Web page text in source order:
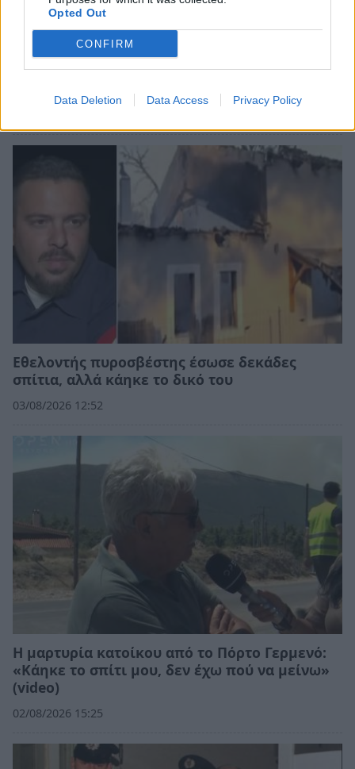
Opted Out
CONFIRM
Data Deletion Data Access Privacy Policy
Λακωνία: Η Ελένη αύριο θα έπιανε δουλειά –
«Έφυγε» σε τροχαίο και βύθισε στο πένθος
Εθελοντής πυροσβέστης έσωσε δεκάδες
σπίτια, αλλά κάηκε το δικό του
03/08/2026 12:52
Η μαρτυρία κατοίκου από το Πόρτο Γερμενό:
«Κάηκε το σπίτι μου, δεν έχω πού να μείνω»
(video)
02/08/2026 15:25